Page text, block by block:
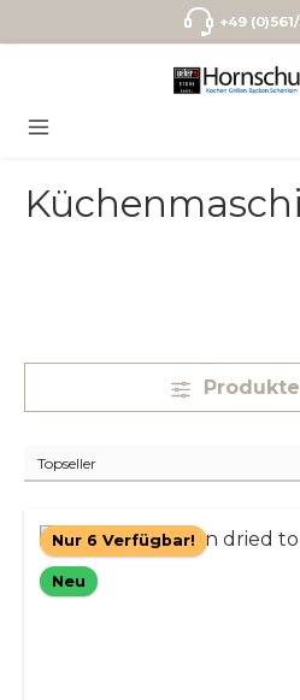
Zum Hauptinhalt springen
+49
Nur 6 Verfügbar!
Neu